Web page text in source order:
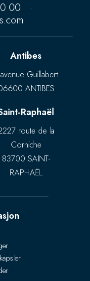
00
·
Antibes
Guillabert
ANTIBES
Raphaël
route de la
Corniche
83700 SAINT-
RAPHAËL